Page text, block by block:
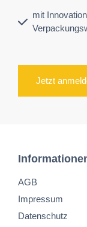
mit
Jetzt
AGB
Impressum
Datenschutz